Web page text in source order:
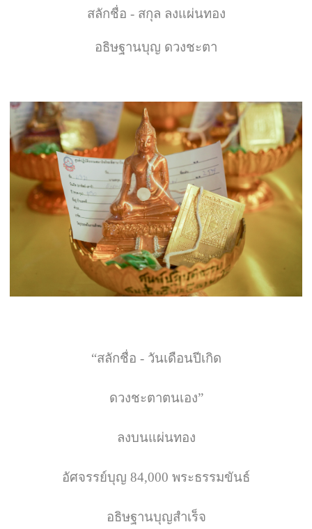
สลักชื่อ - สกุล ลงแผ่นทอง
อธิษฐานบุญ ดวงชะตา
“สลักชื่อ - วันเดือนปีเกิด
ดวงชะตาตนเอง”
ลงบนแผ่นทอง
อัศจรรย์บุญ 84,000 พระธรรมขันธ์
อธิษฐานบุญสำเร็จ